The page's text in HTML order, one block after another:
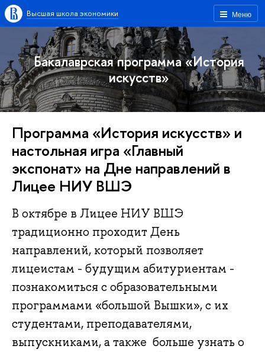
Меню
Высшая школа экономики
Бакалаврская программа «История
искусств»
Программа «История искусств» и
настольная игра «Главный
экспонат» на Дне направлений в
Лицее НИУ ВШЭ
В октябре в Лицее НИУ ВШЭ
традиционно проходит День
направлений, который позволяет
лицеистам - будущим абитуриентам -
познакомиться с образовательными
программами «большой Вышки», с их
студентами, преподавателями,
выпускниками, а также больше узнать о